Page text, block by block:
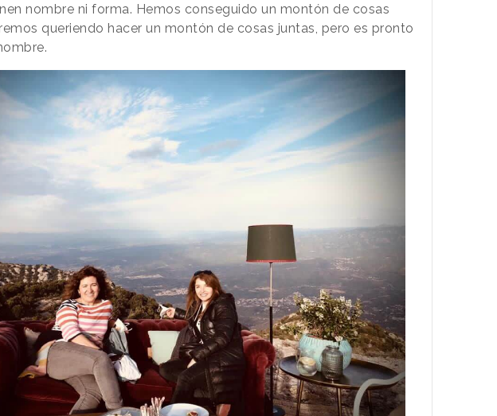
nombre ni forma. Hemos conseguido un montón de cosas
queriendo hacer un montón de cosas juntas, pero es pronto